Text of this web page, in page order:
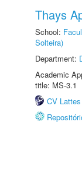
Thays
School:
Solteira)
Department:
Academic
title: MS-3.1
CV Lattes